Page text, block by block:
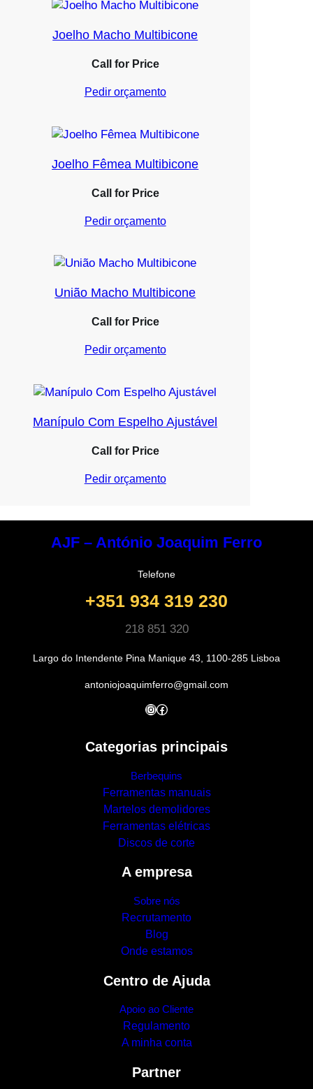
Joelho Macho Multibicone
Call for Price
Pedir orçamento
Joelho Fêmea Multibicone
Call for Price
Pedir orçamento
União Macho Multibicone
Call for Price
Pedir orçamento
Manípulo Com Espelho Ajustável
Call for Price
Pedir orçamento
AJF – António Joaquim Ferro
Telefone
+351 934 319 230
218 851 320
Largo do Intendente Pina Manique 43, 1100-285 Lisboa
antoniojoaquimferro@gmail.com
InstagramFacebook
Categorias principais
Berbequins
Ferramentas manuais
Martelos demolidores
Ferramentas elétricas
Discos de corte
A empresa
Sobre nós
Recrutamento
Blog
Onde estamos
Centro de Ajuda
Apoio ao Cliente
Regulamento
A minha conta
Partner